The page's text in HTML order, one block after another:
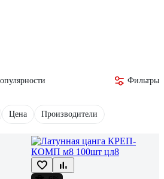
Фильтры
Цена Производители